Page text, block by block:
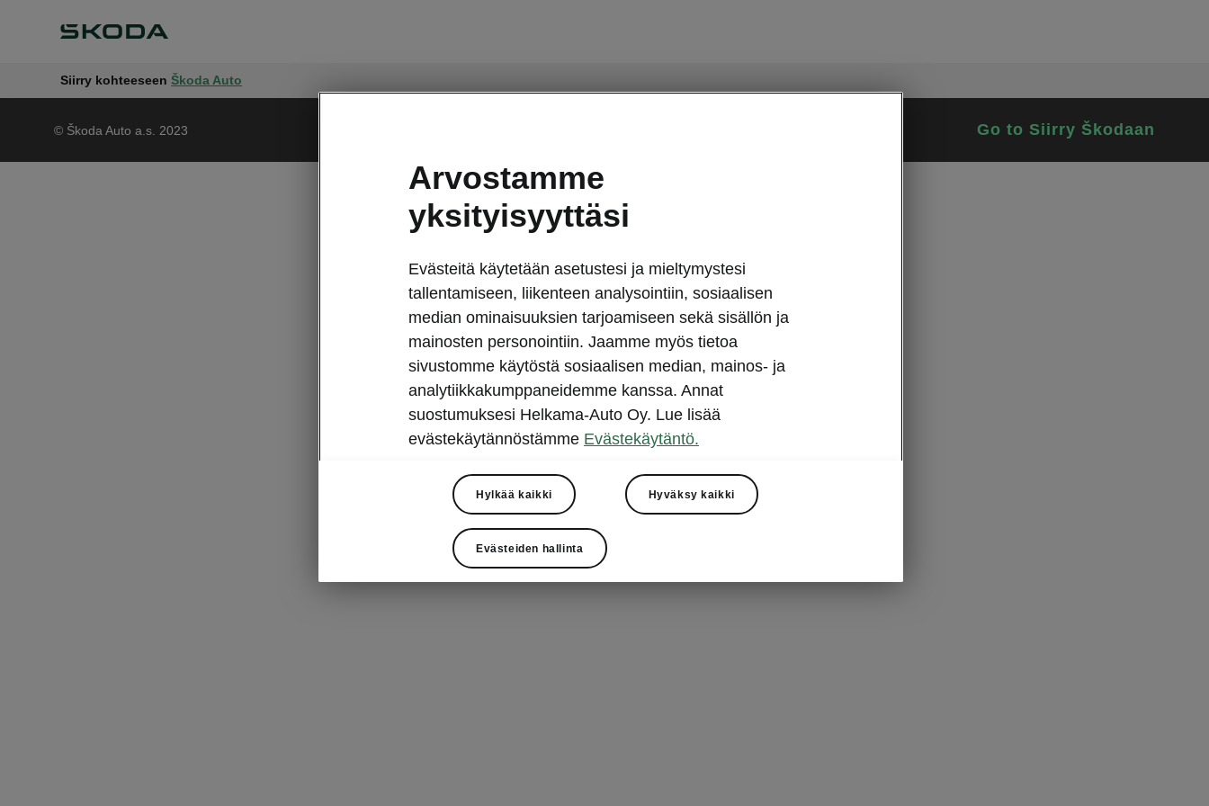
Siirry kohteeseen Škoda Auto
© Škoda Auto a.s. 2023 Go to Siirry Škodaan
Arvostamme
yksityisyyttäsi
Evästeitä käytetään asetustesi ja mieltymystesi
tallentamiseen, liikenteen analysointiin, sosiaalisen
median ominaisuuksien tarjoamiseen sekä sisällön ja
mainosten personointiin. Jaamme myös tietoa
sivustomme käytöstä sosiaalisen median, mainos- ja
analytiikkakumppaneidemme kanssa. Annat
suostumuksesi Helkama-Auto Oy. Lue lisää
evästekäytännöstämme Evästekäytäntö.
Hylkää kaikki Hyväksy kaikki
Evästeiden hallinta